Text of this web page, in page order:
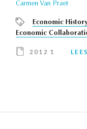
Carmen Van Praet
Economic
Economic
2012 1